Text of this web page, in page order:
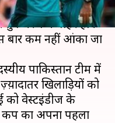
से इंग्लैंड एंड वेल्स में
चरण में बाहर होने
बार कम नहीं आंका जा
पाकिस्तान टीम में
खिलाड़ियों को
को वेस्टइंडीज के
कप का अपना पहला